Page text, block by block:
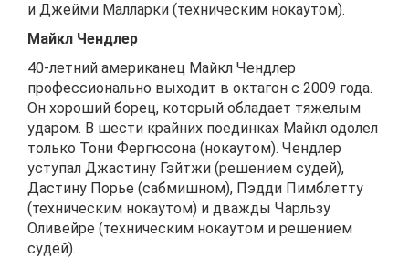
и Джейми Малларки (техническим нокаутом).
Майкл Чендлер
40-летний американец Майкл Чендлер
профессионально выходит в октагон с 2009 года.
Он хороший борец, который обладает тяжелым
ударом. В шести крайних поединках Майкл одолел
только Тони Фергюсона (нокаутом). Чендлер
уступал Джастину Гэйтжи (решением судей),
Дастину Порье (сабмишном), Пэдди Пимблетту
(техническим нокаутом) и дважды Чарльзу
Оливейре (техническим нокаутом и решением
судей).